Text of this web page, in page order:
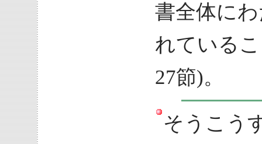
書全体に
れている
27節)。
そうこう